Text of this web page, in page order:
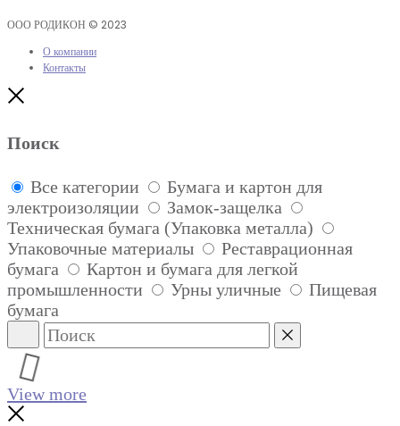
ООО РОДИКОН © 2023
О компании
Контакты
Поиск
Все категории
Бумага и картон для
электроизоляции
Замок-защелка
Техническая бумага (Упаковка металла)
Упаковочные материалы
Реставрационная
бумага
Картон и бумага для легкой
промышленности
Урны уличные
Пищевая
бумага
Поиск
Reset
View more